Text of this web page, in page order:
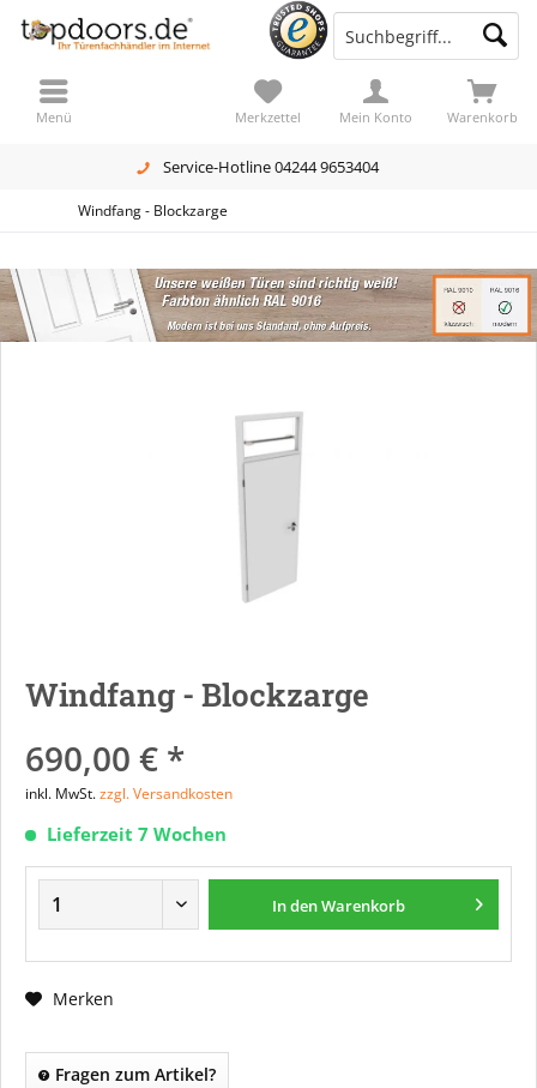
Service-Hotline 04244 9653404
Warenkorb
Merkzettel Mein Konto
Menü
Windfang - Blockzarge
Windfang - Blockzarge
690,00 € *
inkl. MwSt.zzgl. Versandkosten
Lieferzeit 7 Wochen
In denWarenkorb
Merken
Fragen zum Artikel?